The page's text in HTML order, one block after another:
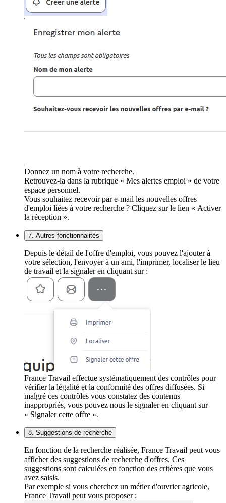
Donnez un nom à votre recherche.
Retrouvez-la dans la rubrique « Mes alertes emploi » de votre
espace personnel.
Vous souhaitez recevoir par e-mail les nouvelles offres
d'emploi liées à votre recherche ? Cliquez sur le lien « Activer
la réception ».
7. Autres fonctionnalités
Depuis le détail de l'offre d'emploi, vous pouvez l'ajouter à
votre sélection, l'envoyer à un ami, l'imprimer, localiser le lieu
de travail et la signaler en cliquant sur :
France Travail effectue systématiquement des contrôles pour
vérifier la légalité et la conformité des offres diffusées. Si
malgré ces contrôles vous constatez des contenus
inappropriés, vous pouvez nous le signaler en cliquant sur
« Signaler cette offre ».
8. Suggestions de recherche
En fonction de la recherche réalisée, France Travail peut vous
afficher des suggestions de recherche d'offres. Ces
suggestions sont calculées en fonction des critères que vous
avez saisis.
Par exemple si vous cherchez un métier d'ouvrier agricole,
France Travail peut vous proposer :